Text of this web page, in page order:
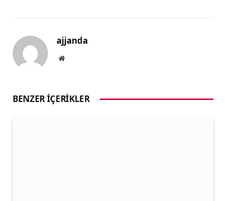
ajjanda
Website
BENZER İÇERIKLER